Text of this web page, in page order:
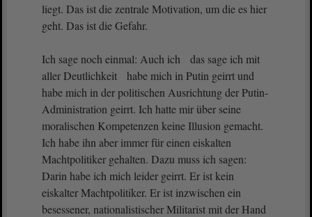
liegt. Das ist die zentrale Motivation, um die es hier
geht. Das ist die Gefahr.
Ich sage noch einmal: Auch ich das sage ich mit
aller Deutlichkeit habe mich in Putin geirrt und
habe mich in der politischen Ausrichtung der Putin-
Administration geirrt. Ich hatte mir über seine
moralischen Kompetenzen keine Illusion gemacht.
Ich habe ihn aber immer für einen eiskalten
Machtpolitiker gehalten. Dazu muss ich sagen:
Darin habe ich mich leider geirrt. Er ist kein
eiskalter Machtpolitiker. Er ist inzwischen ein
besessener, nationalistischer Militarist mit der Hand